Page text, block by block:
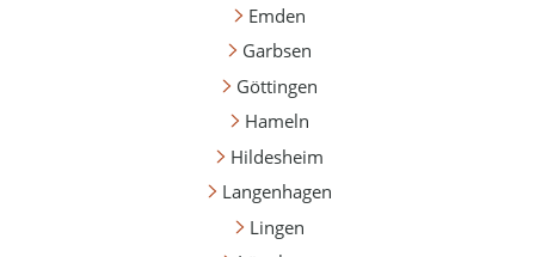
Emden
Garbsen
Göttingen
Hameln
Hildesheim
Langenhagen
Lingen